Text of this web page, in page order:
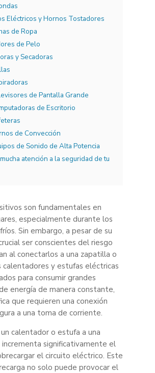
Eléctricos y Hornos Tostadores
de Ropa
de Pelo
y Secadoras
de Pantalla Grande
de Escritorio
de Convección
de Sonido de Alta Potencia
atención a la seguridad de tu
son fundamentales en
especialmente durante los
Sin embargo, a pesar de su
ser conscientes del riesgo
al conectarlos a una zapatilla o
calentadores y estufas eléctricas
para consumir grandes
energía de manera constante,
que requieren una conexión
a una toma de corriente.
calentador o estufa a una
incrementa significativamente el
el circuito eléctrico. Este
no solo puede provocar el